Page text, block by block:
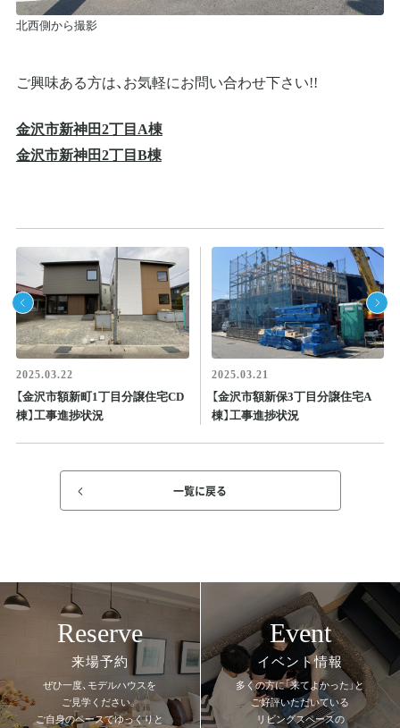
北西側から撮影
ご興味ある方は、お気軽にお問い合わせ下さい!!
金沢市新神田2丁目A棟
金沢市新神田2丁目B棟
2025.03.22
【金沢市額新町1丁目分譲住宅CD
棟】工事進捗状況
2025.03.21
【金沢市額新保3丁目分譲住宅A
棟】工事進捗状況
一覧に戻る
Reserve
来場予約
ぜひ一度、モデルハウスを
ご見学ください。
ご自身のペースでゆっくりと
Event
イベント情報
多くの方に「来てよかった」と
ご好評いただいている
リビングスペースの